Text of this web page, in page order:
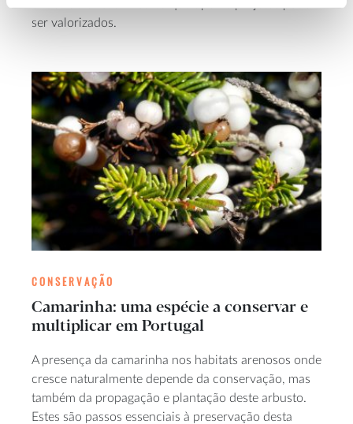
ser valorizados.
CONSERVAÇÃO
Camarinha: uma espécie a conservar e
multiplicar em Portugal
A presença da camarinha nos habitats arenosos onde
cresce naturalmente depende da conservação, mas
também da propagação e plantação deste arbusto.
Estes são passos essenciais à preservação desta